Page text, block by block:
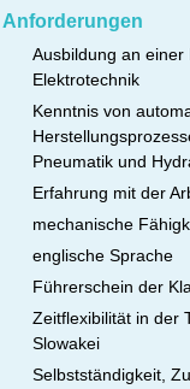
Anforderungen
Ausbildung an einer
Elektrotechnik
Kenntnis von
Pneumatik und
Erfahrung mit der
mechanische
englische Sprache
Führerschein der
Zeitflexibilität in der
Slowakei
Selbstständigkeit,